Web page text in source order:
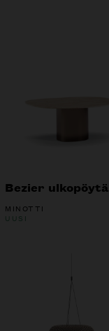
Bezier ulkopöytä
MINOTTI
UUSI